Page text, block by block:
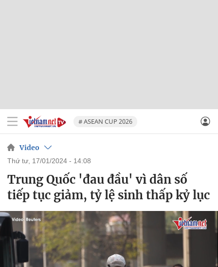
# ASEAN CUP 2026
Video
thứ tư, 17/01/2024 - 14:08
Trung Quốc 'đau đầu' vì dân số
tiếp tục giảm, tỷ lệ sinh thấp kỷ lục